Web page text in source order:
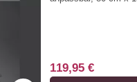
119,95 €